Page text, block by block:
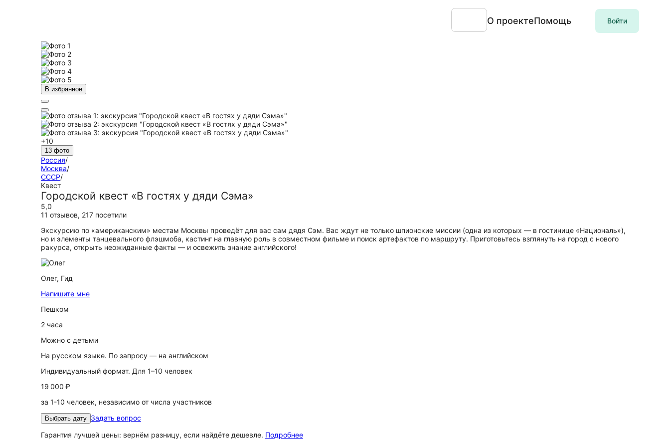
О проектеПомощь Войти
В избранное
+10
13 фото
Россия/
Москва/
СССР/
Квест
Городской квест «В гостях у дяди Сэма»
5,0
11 отзывов, 217 посетили
Экскурсию по «американским» местам Москвы проведёт для вас сам дядя Сэм. Вас ждут не только шпионские миссии (одна из которых — в гостинице «Националь»),
но и элементы танцевального флэшмоба, кастинг на главную роль в совместном фильме и поиск артефактов по маршруту. Приготовьтесь взглянуть на город с нового
ракурса, открыть неожиданные факты — и освежить знание английского!
Олег, Гид
Напишите мне
Пешком
2 часа
Можно с детьми
На русском языке. По запросу — на английском
Индивидуальный формат. Для 1–10 человек
19 000 ₽
за 1-10 человек, независимо от числа участников
Выбрать дату Задать вопрос
Гарантия лучшей цены: вернём разницу, если найдёте дешевле. Подробнее